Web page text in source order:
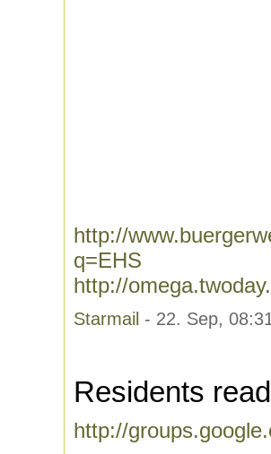
http://
q=EHS
http://
Starmail - 22. Sep,
Residents
http://